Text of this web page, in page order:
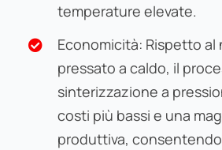
temperature elevate.
Economicità: Rispetto al
pressato a caldo, il
sinterizzazione a
costi più bassi e una
produttiva,